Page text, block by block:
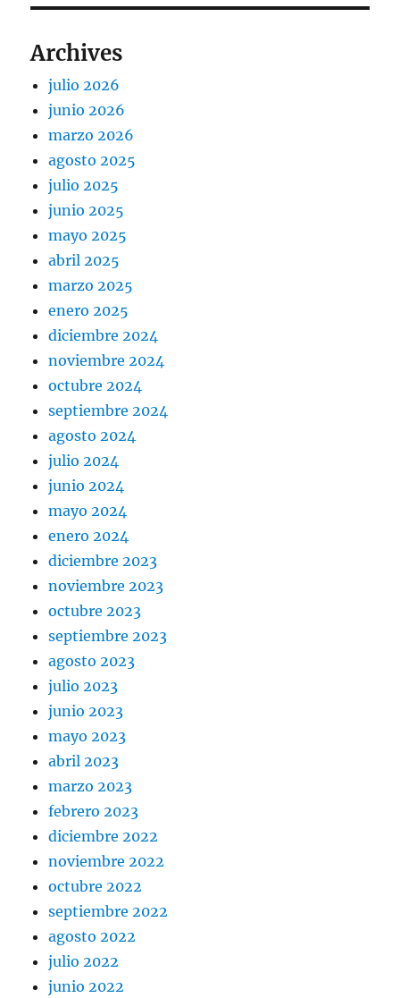
Archives
julio 2026
junio 2026
marzo 2026
agosto 2025
julio 2025
junio 2025
mayo 2025
abril 2025
marzo 2025
enero 2025
diciembre 2024
noviembre 2024
octubre 2024
septiembre 2024
agosto 2024
julio 2024
junio 2024
mayo 2024
enero 2024
diciembre 2023
noviembre 2023
octubre 2023
septiembre 2023
agosto 2023
julio 2023
junio 2023
mayo 2023
abril 2023
marzo 2023
febrero 2023
diciembre 2022
noviembre 2022
octubre 2022
septiembre 2022
agosto 2022
julio 2022
junio 2022